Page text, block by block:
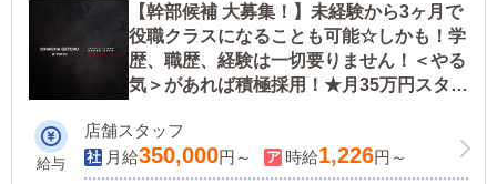
【幹部候補 大募集！】未経験から3ヶ月で
役職クラスになることも可能☆しかも！学
歴、職歴、経験は一切要りません！＜やる
気＞があれば積極採用！★月35万円スター
給与
店舗スタッフ
月給350,000円～ 時給1,226円～